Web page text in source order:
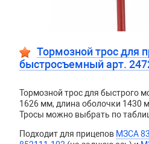
Тормозной трос для
быстросъемный арт.
Тормозной трос для быстрого
1626 мм, длина оболочки 1430
Тросы можно выбрать по
Подходит для прицепов МЗСА